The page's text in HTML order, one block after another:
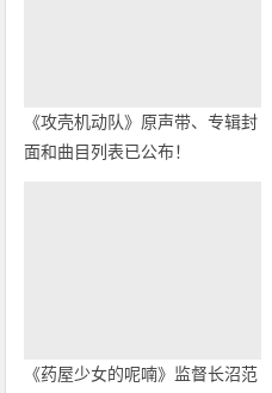
《攻壳机动队》原声带、专辑封
面和曲目列表已公布！
《药屋少女的呢喃》监督长沼范